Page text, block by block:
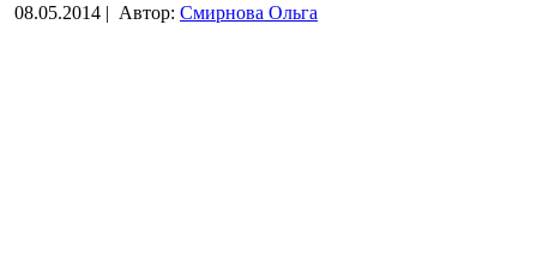
08.05.2014 | Автор: Смирнова Ольга